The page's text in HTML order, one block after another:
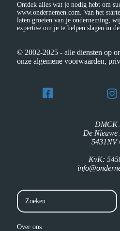
Ontdek alles wat je nodig hebt om
www.ondernemen.com. Van het
laten groeien van je onderneming,
expertise om je te helpen slagen in de
© 2002-2025 - alle diensten op
onze algemene voorwaarden,
DMCK
De Nieuwe
5431NV
KvK:
Over ons